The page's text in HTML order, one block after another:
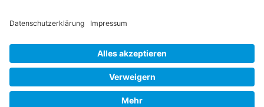
Cookie-Einstellungen© 2026 Wurzerls Garten